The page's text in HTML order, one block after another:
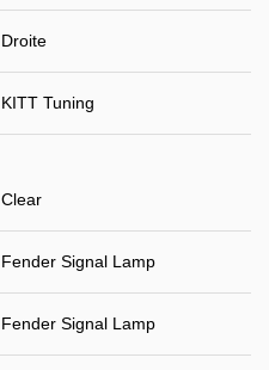
Droite
KITT Tuning
Clear
Fender Signal Lamp
Fender Signal Lamp